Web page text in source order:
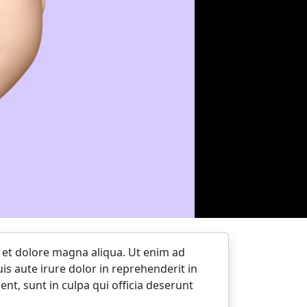
dolore magna aliqua. Ut enim ad
aute irure dolor in reprehenderit in
sunt in culpa qui officia deserunt